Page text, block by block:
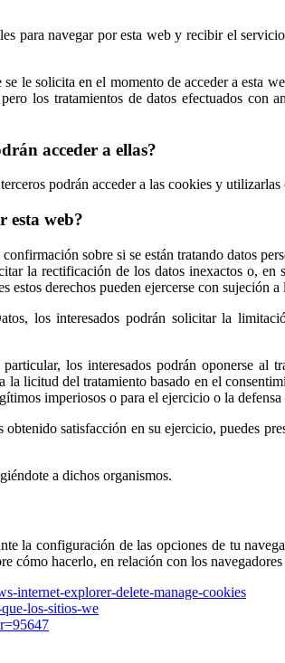
para navegar por esta web y recibir el
le solicita en el momento de acceder a esta
los tratamientos de datos efectuados con
acceder a ellas?
podrán acceder a las cookies y utilizarlas
esta web?
sobre si se están tratando datos
la rectificación de los datos inexactos o,
derechos pueden ejercerse con sujeción
los interesados podrán solicitar la
los interesados podrán oponerse al
licitud del tratamiento basado en el
imperiosos o para el ejercicio o la
satisfacción en su ejercicio, puedes
a dichos organismos.
la configuración de las opciones de tu
cómo hacerlo, en relación con los
internet-explorer-delete-manage-cookies
los-sitios-we